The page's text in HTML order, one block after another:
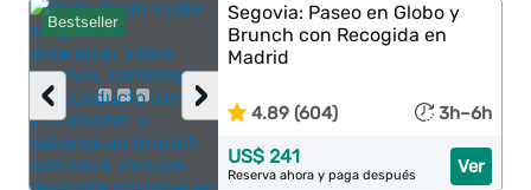
Bestseller
›
‹
Segovia: Paseo en Globo y
Brunch con Recogida en
Madrid
4.89 (604) 3h–6h
Ver
US$ 241
Reserva ahora y paga después